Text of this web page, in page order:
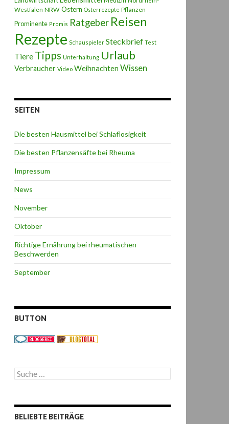
Westfalen NRW Ostern Osterrezepte Pflanzen
Prominente Promis Ratgeber Reisen
Rezepte Schauspieler Steckbrief Test
Tiere Tipps Unterhaltung Urlaub
Verbraucher Video Weihnachten Wissen
SEITEN
Die besten Hausmittel bei Schlaflosigkeit
Die besten Pflanzensäfte bei Rheuma
Impressum
News
November
Oktober
Richtige Ernährung bei rheumatischen
Beschwerden
September
BUTTON
S
u
e
n
BELIEBTE BEITRÄGE